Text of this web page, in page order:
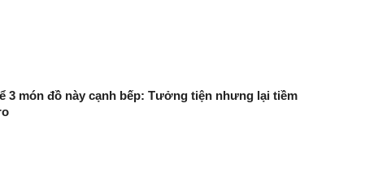
3 món đồ này cạnh bếp: Tưởng tiện nhưng lại tiềm